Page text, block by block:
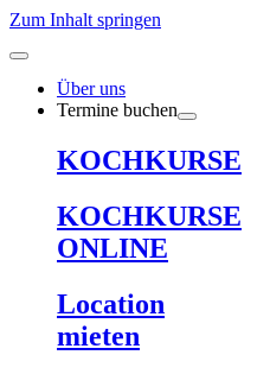
Zum Inhalt springen
Über uns
Termine buchen
KOCHKURSE
KOCHKURSE
ONLINE
Location
mieten